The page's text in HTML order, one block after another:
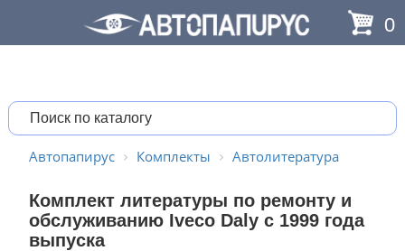
0
Автопапирус Комплекты Автолитература
Комплект литературы по ремонту и
обслуживанию Iveco Daly c 1999 года
выпуска